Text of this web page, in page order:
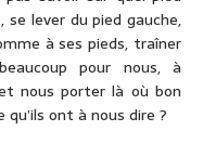
lever du pied gauche,
à ses pieds, traîner
pour nous, à
nous porter là où bon
ont à nous dire ?